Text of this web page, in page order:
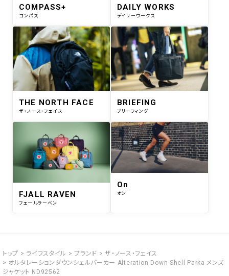
COMPASS+
コンパス
DAILY WORKS
デイリーワークス
THE NORTH FACE
ザ・ノース・フェイス
BRIEFING
ブリーフィング
FJALL RAVEN
フェールラーベン
On
オン
トップ ライフスタイル ブランド
ザ・ノース・フェイス
オルタレーションダウンシェルパーカー Alteration Down Shell Parka メンズ
ジャケット ND92562